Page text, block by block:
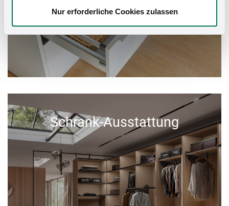
Nur erforderliche Cookies zulassen
Schrank-Ausstattung